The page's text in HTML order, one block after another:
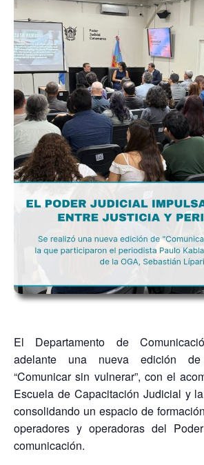
El Departamento de
adelante una nueva edición
“Comunicar sin vulnerar”, con el
Escuela de Capacitación Judicial y
consolidando un espacio de
operadores y operadoras del
comunicación.